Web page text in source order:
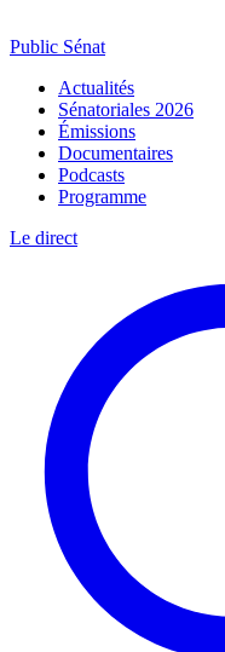
Public Sénat
Actualités
Sénatoriales 2026
Émissions
Documentaires
Podcasts
Programme
Le direct